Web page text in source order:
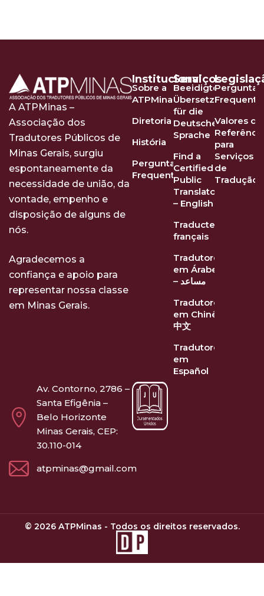
A ATPMinas –
Associação dos
Tradutores Públicos de
Minas Gerais, surgiu
espontaneamente da
necessidade de união, da
vontade, empenho e
disposição de alguns de
nós.
Agradecemos a
confiança e apoio para
representar nossa classe
em Minas Gerais.
Institucional
Sobre a
ATPMinas
Diretoria
História
Perguntas
Frequentes
Serviços
Beeidigte
Übersetzer
für die
Deutsche
Sprache
Find a
Certified
Public
Translator
– English
Traducteurs
français
Tradutores
em Árabe
– مساعد
Tradutores
em Chinês
中文
Tradutores
em
Español
Perguntas
Valores de
Referência
para
Serviços
de
Tradução
Av. Contorno, 2786 –
Santa Efigênia –
Belo Horizonte
Minas Gerais, CEP:
30.110-014
atpminas@gmail.com
© 2026 ATPMinas - Todos os direitos reservados.